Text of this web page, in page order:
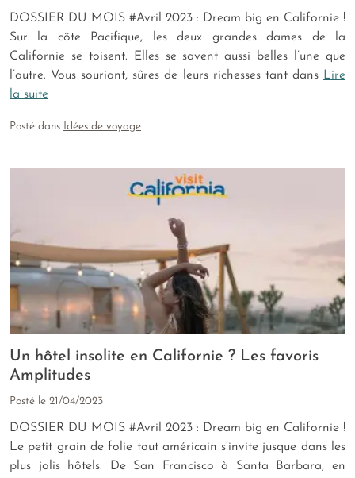
DOSSIER DU MOIS #Avril 2023 : Dream big en Californie !
Sur la côte Pacifique, les deux grandes dames de la
Californie se toisent. Elles se savent aussi belles l’une que
l’autre. Vous souriant, sûres de leurs richesses tant dans Lire
la suite
Posté dans Idées de voyage
Un hôtel insolite en Californie ? Les favoris
Amplitudes
Posté le 21/04/2023
DOSSIER DU MOIS #Avril 2023 : Dream big en Californie !
Le petit grain de folie tout américain s’invite jusque dans les
plus jolis hôtels. De San Francisco à Santa Barbara, en